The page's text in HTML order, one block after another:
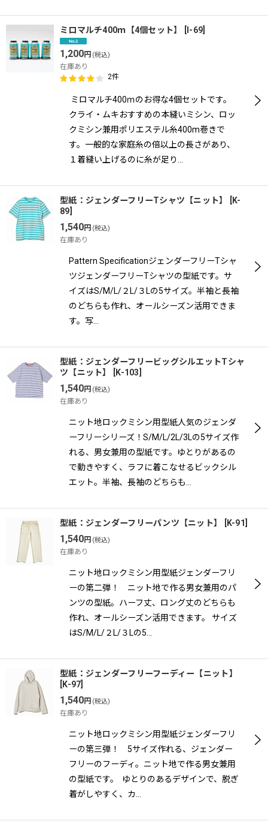
ミロマルチ400ｍ【4個セット】 I-69
1,200円 (税込)
在庫あり
2件
ミロマルチ400ｍのお得な4個セットです。
クライ・ムキおすすめの本縫いミシン、ロッ
クミシン兼用ポリエステル糸400m巻きで
す。一般的な家庭糸の倍以上の長さがあり、
１着縫い上げるのに糸が足り…
型紙：ジェンダーフリーTシャツ【ニット】
K-
89
1,540円 (税込)
在庫あり
Pattern SpecificationジェンダーフリーTシャ
ツジェンダーフリーTシャツの型紙です。サ
イズはS/M/L/２L/３Lの5サイズ。半袖と長袖
のどちらも作れ、オールシーズン活用できま
す。写…
型紙：ジェンダーフリービッグシルエットTシャ
ツ【ニット】
K-103
1,540円 (税込)
在庫あり
ニット地ロックミシン用型紙人気のジェンダ
ーフリーシリーズ！S/M/L/2L/3Lの5サイズ作
れる、男女兼用の型紙です。ゆとりがあるの
で動きやすく、ラフに着こなせるビックシル
エット。半袖、長袖のどちらも…
型紙：ジェンダーフリーパンツ【ニット】 K-91
1,540円 (税込)
在庫あり
ニット地ロックミシン用型紙ジェンダーフリ
ーの第二弾！ ニット地で作る男女兼用のパ
ンツの型紙。ハーフ丈、ロング丈のどちらも
作れ、オールシーズン活用できます。 サイズ
はS/M/L/２L/３Lの5…
型紙：ジェンダーフリーフーディー【ニット】
K-97
1,540円 (税込)
在庫あり
ニット地ロックミシン用型紙ジェンダーフリ
ーの第三弾！ 5サイズ作れる、ジェンダー
フリーのフーディ。ニット地で作る男女兼用
の型紙です。 ゆとりのあるデザインで、脱ぎ
着がしやすく、カ…